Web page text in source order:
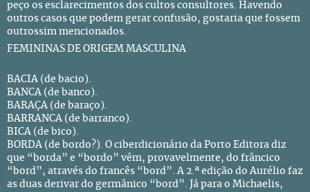
peço os esclarecimentos dos cultos consultores. Havendo
outros casos que podem gerar confusão, gostaria que fossem
outrossim mencionados.
FEMININAS DE ORIGEM MASCULINA
BACIA (de bacio).
BANCA (de banco).
BARAÇA (de baraço).
BARRANCA (de barranco).
BICA (de bico).
BORDA (de bordo?). O ciberdicionário da Porto Editora diz
que “borda” e “bordo” vêm, provavelmente, do frâncico
“bord”, através do francês “bord”. A 2.ª edição do Aurélio faz
as duas derivar do germânico “bord”. Já para o Michaelis,